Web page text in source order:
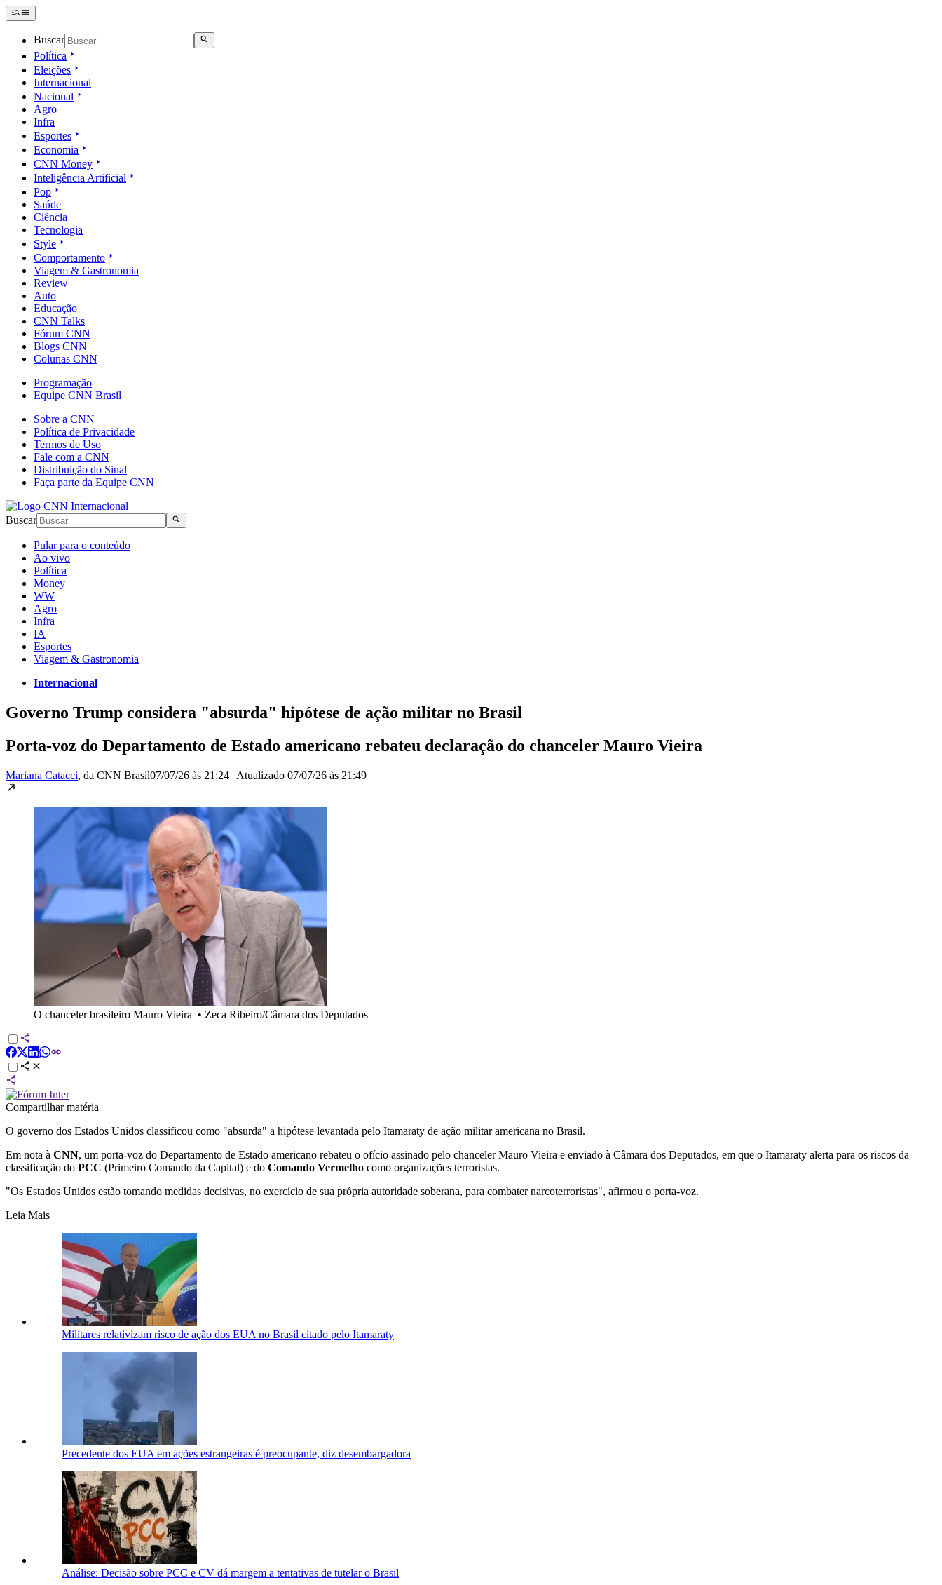
Buscar
Política
Eleições
Internacional
Nacional
Agro
Infra
Esportes
Economia
CNN Money
Inteligência Artificial
Pop
Saúde
Ciência
Tecnologia
Style
Comportamento
Viagem & Gastronomia
Review
Auto
Educação
CNN Talks
Fórum CNN
Blogs CNN
Colunas CNN
Programação
Equipe CNN Brasil
Sobre a CNN
Política de Privacidade
Termos de Uso
Fale com a CNN
Distribuição do Sinal
Faça parte da Equipe CNN
Buscar
Pular para o conteúdo
Ao vivo
Política
Money
WW
Agro
Infra
IA
Esportes
Viagem & Gastronomia
Internacional
Governo Trump considera "absurda" hipótese de ação militar no Brasil
Porta-voz do Departamento de Estado americano rebateu declaração do chanceler Mauro Vieira
Mariana Catacci, da CNN Brasil07/07/26 às 21:24 | Atualizado 07/07/26 às 21:49
O chanceler brasileiro Mauro Vieira • Zeca Ribeiro/Câmara dos Deputados
Compartilhar matéria
O governo dos Estados Unidos classificou como "absurda" a hipótese levantada pelo Itamaraty de ação militar americana no Brasil.
Em nota à CNN, um porta-voz do Departamento de Estado americano rebateu o ofício assinado pelo chanceler Mauro Vieira e enviado à Câmara dos Deputados, em que o Itamaraty alerta para os riscos da
classificação do PCC (Primeiro Comando da Capital) e do Comando Vermelho como organizações terroristas.
"Os Estados Unidos estão tomando medidas decisivas, no exercício de sua própria autoridade soberana, para combater narcoterroristas", afirmou o porta-voz.
Leia Mais
Militares relativizam risco de ação dos EUA no Brasil citado pelo Itamaraty
Precedente dos EUA em ações estrangeiras é preocupante, diz desembargadora
Análise: Decisão sobre PCC e CV dá margem a tentativas de tutelar o Brasil